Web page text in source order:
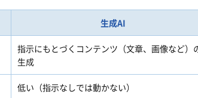
生成AI
指示にもとづくコンテンツ（文章、画像など）
生成
低い（指示なしでは動かない）